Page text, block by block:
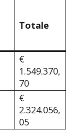
Totale
€
1.549.370,
70
€
2.324.056,
05